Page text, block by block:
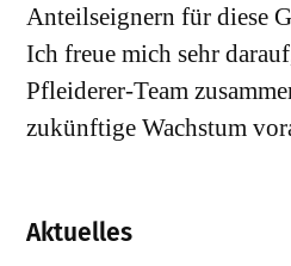
Anteilseignern für diese
Ich freue mich sehr
Pfleiderer-Team
zukünftige Wachstum
Aktuelles